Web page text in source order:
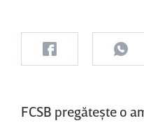
FCSB pregăteşte o